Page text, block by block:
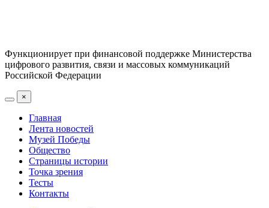
Функционирует при финансовой поддержке Министерства
цифрового развития, связи и массовых коммуникаций
Российской Федерации
×
Главная
Лента новостей
Музей Победы
Общество
Страницы истории
Точка зрения
Тесты
Контакты